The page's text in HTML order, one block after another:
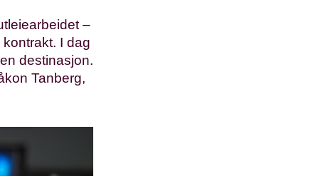
–
I dag
destinasjon.
Tanberg,